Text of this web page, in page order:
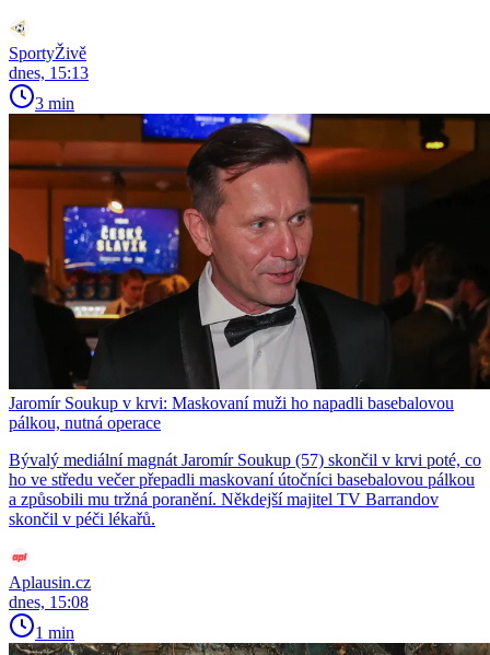
SportyŽivě
dnes, 15:13
3 min
Jaromír Soukup v krvi: Maskovaní muži ho napadli basebalovou
pálkou, nutná operace
Bývalý mediální magnát Jaromír Soukup (57) skončil v krvi poté, co
ho ve středu večer přepadli maskovaní útočníci basebalovou pálkou
a způsobili mu tržná poranění. Někdejší majitel TV Barrandov
skončil v péči lékařů.
Aplausin.cz
dnes, 15:08
1 min